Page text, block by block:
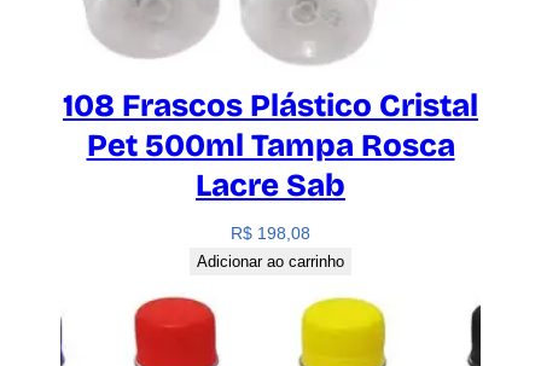
108 Frascos Plástico Cristal
Pet 500ml Tampa Rosca
Lacre Sab
R$ 198,08
Adicionar ao carrinho